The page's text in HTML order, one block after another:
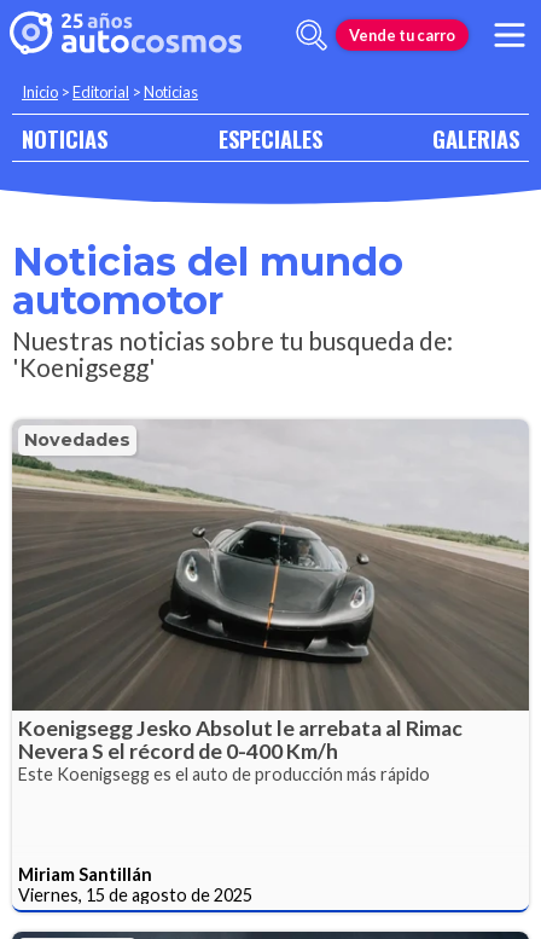
Vende tu carro
Inicio >Editorial >Noticias
NOTICIAS ESPECIALES GALERIAS
Noticias del mundo
automotor
Nuestras noticias sobre tu busqueda de:
'Koenigsegg'
Novedades
Koenigsegg Jesko Absolut le arrebata al Rimac
Nevera S el récord de 0-400 Km/h
Este Koenigsegg es el auto de producción más rápido
Miriam Santillán
Viernes, 15 de agosto de 2025